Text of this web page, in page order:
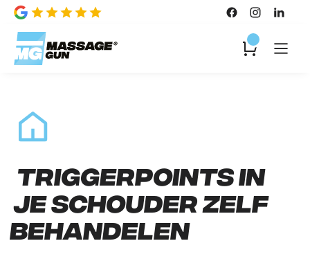
Triggerpoints in
je schouder zelf
behandelen